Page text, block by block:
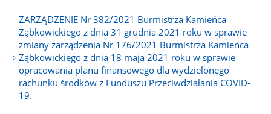
ZARZĄDZENIE Nr 382/2021 Burmistrza Kamieńca
Ząbkowickiego z dnia 31 grudnia 2021 roku w sprawie
zmiany zarządzenia Nr 176/2021 Burmistrza Kamieńca
Ząbkowickiego z dnia 18 maja 2021 roku w sprawie
opracowania planu finansowego dla wydzielonego
rachunku środków z Funduszu Przeciwdziałania COVID-
19.